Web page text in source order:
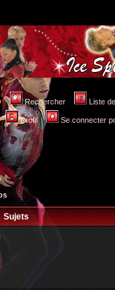
Rechercher Liste
Profil Se connecter
Sujets